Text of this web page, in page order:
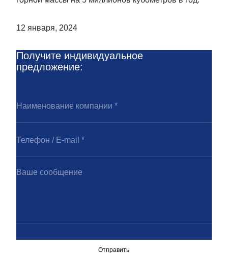
12 января, 2024
Получите индивидуальное
предложение:
Отправить